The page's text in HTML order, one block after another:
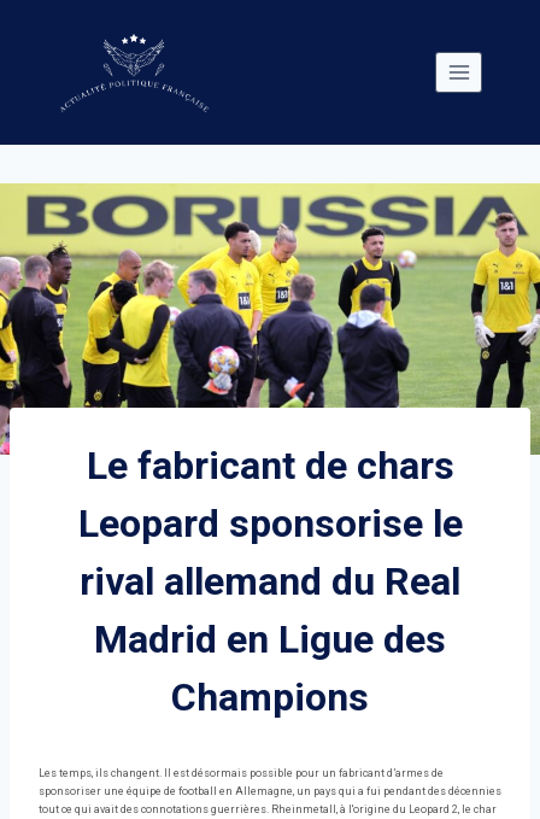
Le fabricant de chars
Leopard sponsorise le
rival allemand du Real
Madrid en Ligue des
Champions
Les temps, ils changent. Il est désormais possible pour un fabricant d’armes de
sponsoriser une équipe de football en Allemagne, un pays qui a fui pendant des décennies
tout ce qui avait des connotations guerrières. Rheinmetall, à l'origine du Leopard 2, le char